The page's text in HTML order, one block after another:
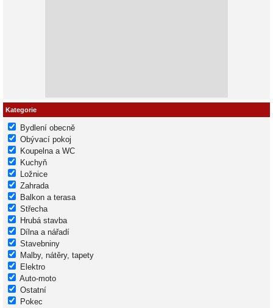
Kategorie
Bydlení obecně
Obývací pokoj
Koupelna a WC
Kuchyň
Ložnice
Zahrada
Balkon a terasa
Střecha
Hrubá stavba
Dílna a nářadí
Stavebniny
Malby, nátěry, tapety
Elektro
Auto-moto
Ostatní
Pokec